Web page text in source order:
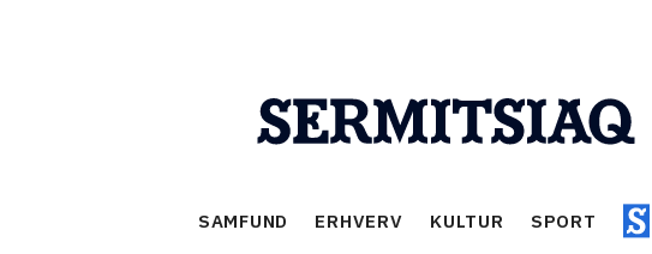
SAMFUND ERHVERV KULTUR SPORT